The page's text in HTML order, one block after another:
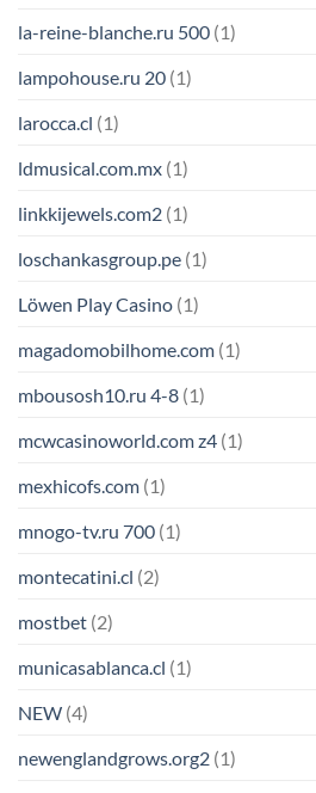
la-reine-blanche.ru 500 (1)
lampohouse.ru 20 (1)
larocca.cl (1)
ldmusical.com.mx (1)
linkkijewels.com2 (1)
loschankasgroup.pe (1)
Löwen Play Casino (1)
magadomobilhome.com (1)
mbousosh10.ru 4-8 (1)
mcwcasinoworld.com z4 (1)
mexhicofs.com (1)
mnogo-tv.ru 700 (1)
montecatini.cl (2)
mostbet (2)
municasablanca.cl (1)
NEW (4)
newenglandgrows.org2 (1)